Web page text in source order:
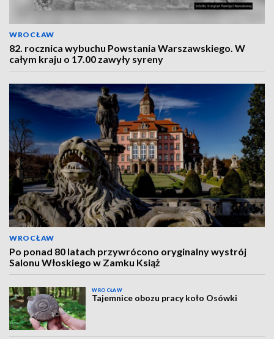
WROCŁAW
82. rocznica wybuchu Powstania Warszawskiego. W
całym kraju o 17.00 zawyły syreny
WROCŁAW
Po ponad 80 latach przywrócono oryginalny wystrój
Salonu Włoskiego w Zamku Książ
WROCŁAW
Tajemnice obozu pracy koło Osówki